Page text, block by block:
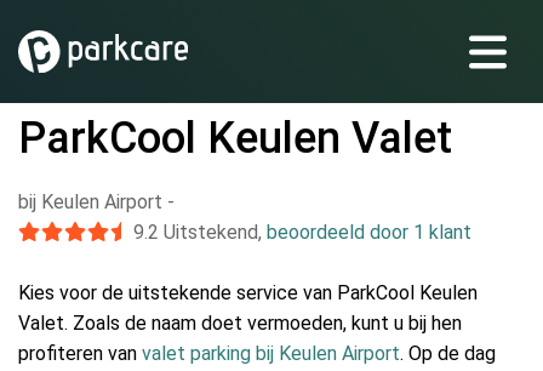
ParkCool Keulen Valet
bij Keulen Airport -
9.2 Uitstekend, beoordeeld door 1 klant
Kies voor de uitstekende service van ParkCool Keulen
Valet. Zoals de naam doet vermoeden, kunt u bij hen
profiteren van valet parking bij Keulen Airport. Op de dag